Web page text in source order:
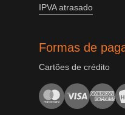
IPVA atrasado
Formas de
Cartões de crédito